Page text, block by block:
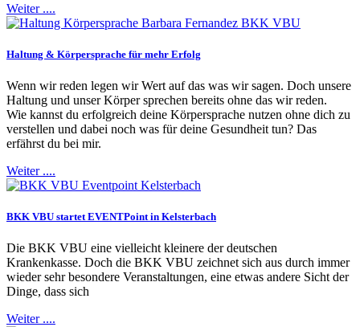
Weiter ....
Haltung & Körpersprache für mehr Erfolg
Wenn wir reden legen wir Wert auf das was wir sagen. Doch unsere
Haltung und unser Körper sprechen bereits ohne das wir reden.
Wie kannst du erfolgreich deine Körpersprache nutzen ohne dich zu
verstellen und dabei noch was für deine Gesundheit tun? Das
erfährst du bei mir.
Weiter ....
BKK VBU startet EVENTPoint in Kelsterbach
Die BKK VBU eine vielleicht kleinere der deutschen
Krankenkasse. Doch die BKK VBU zeichnet sich aus durch immer
wieder sehr besondere Veranstaltungen, eine etwas andere Sicht der
Dinge, dass sich
Weiter ....